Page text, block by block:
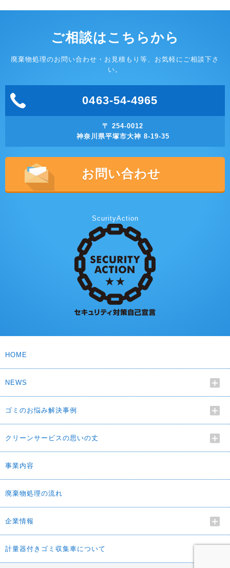
ご相談はこちらから
廃棄物処理のお問い合わせ・お見積もり等、お気軽にご相談下さ
い。
0463-54-4965
〒 254-0012
神奈川県平塚市大神 8-19-35
お問い合わせ
ScurityAction
HOME
NEWS
ゴミのお悩み解決事例
クリーンサービスの思いの丈
事業内容
廃棄物処理の流れ
企業情報
計量器付きゴミ収集車について